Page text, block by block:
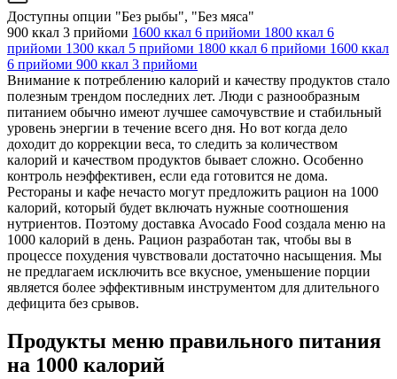
Доступны опции "Без рыбы", "Без мяса"
900 ккал 3 прийоми 1600 ккал 6 прийоми 1800 ккал 6
прийоми 1300 ккал 5 прийоми 1800 ккал 6 прийоми 1600 ккал
6 прийоми 900 ккал 3 прийоми
Внимание к потреблению калорий и качеству продуктов стало
полезным трендом последних лет. Люди с разнообразным
питанием обычно имеют лучшее самочувствие и стабильный
уровень энергии в течение всего дня. Но вот когда дело
доходит до коррекции веса, то следить за количеством
калорий и качеством продуктов бывает сложно. Особенно
контроль неэффективен, если еда готовится не дома.
Рестораны и кафе нечасто могут предложить рацион на 1000
калорий, который будет включать нужные соотношения
нутриентов. Поэтому доставка Avocado Food создала меню на
1000 калорий в день. Рацион разработан так, чтобы вы в
процессе похудения чувствовали достаточно насыщения. Мы
не предлагаем исключить все вкусное, уменьшение порции
является более эффективным инструментом для длительного
дефицита без срывов.
Продукты меню правильного питания
на 1000 калорий